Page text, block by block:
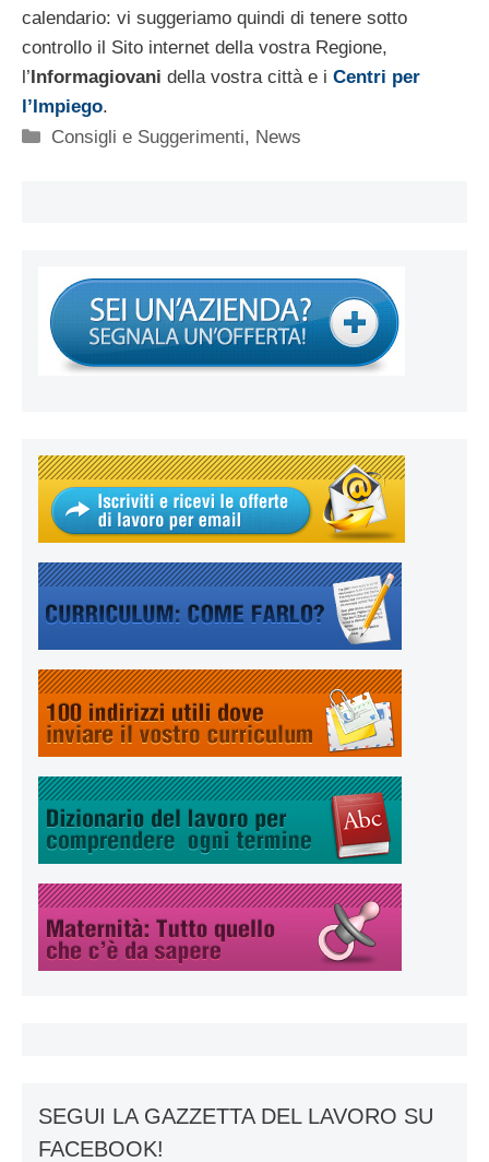
calendario: vi suggeriamo quindi di tenere sotto
controllo il Sito internet della vostra Regione,
l’Informagiovani della vostra città e i Centri per
l’Impiego.
Categorie
Consigli e Suggerimenti, News
SEGUI LA GAZZETTA DEL LAVORO SU
FACEBOOK!